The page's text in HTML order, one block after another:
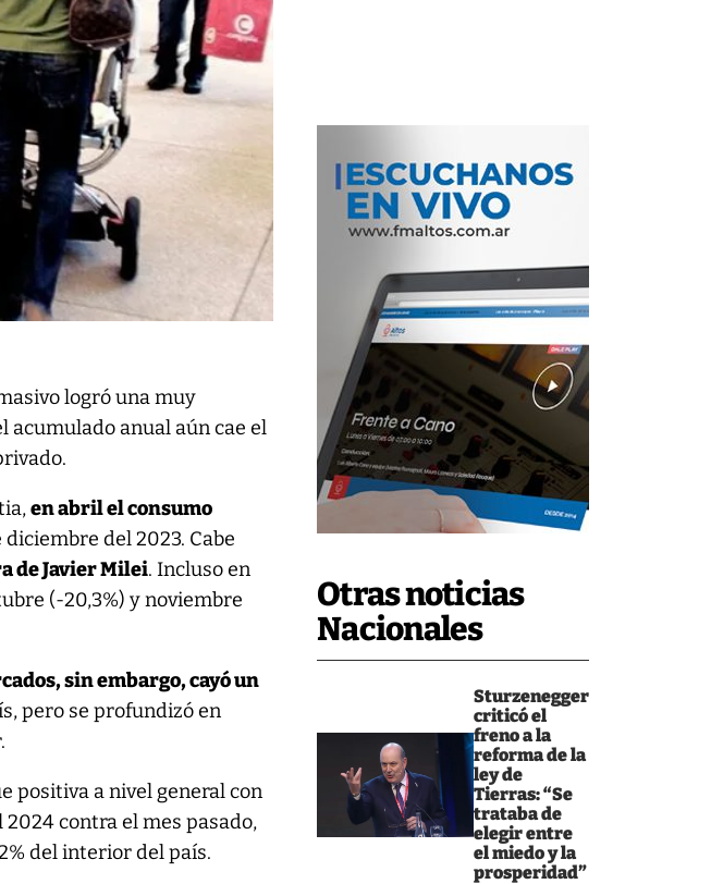
Otras noticias
Nacionales
Sturzenegger
criticó el
freno a la
reforma de la
ley de
Tierras: “Se
trataba de
elegir entre
el miedo y la
prosperidad”
logró una muy
acumulado anual aún cae el
en abril el consumo
del 2023. Cabe
de Javier Milei. Incluso en
(-20,3%) y noviembre
sin embargo, cayó un
pero se profundizó en
positiva a nivel general con
2024 contra el mes pasado,
del interior del país.